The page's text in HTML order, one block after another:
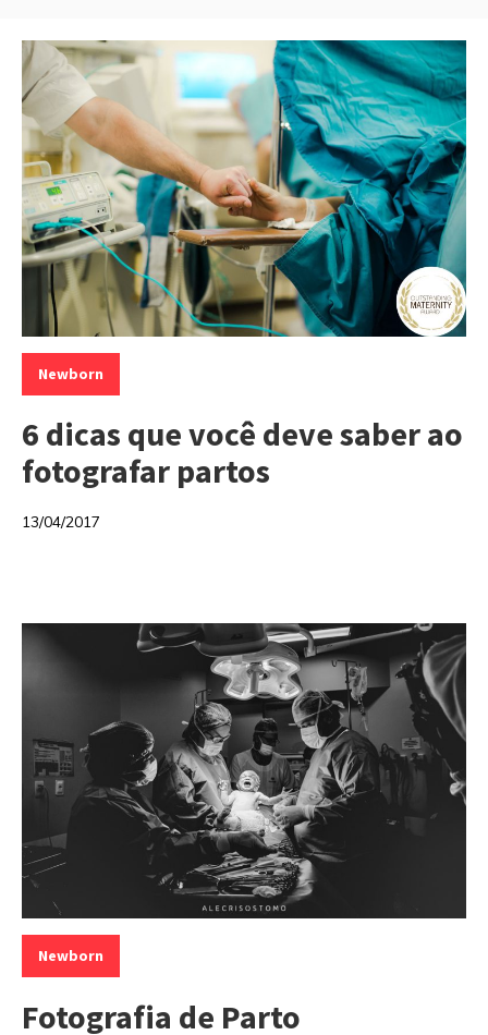
Categorias:
Newborn
6 dicas que você deve saber ao
fotografar partos
13/04/2017
Categorias:
Newborn
Fotografia de Parto